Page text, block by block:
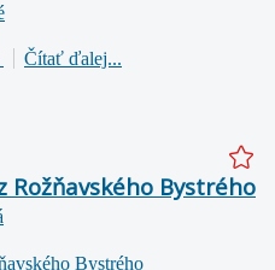
Čítať ďalej...
Rožňavského Bystrého